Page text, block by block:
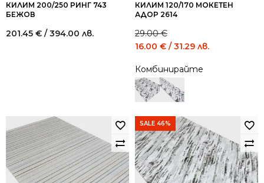
КИЛИМ 200/250 РИНГ 743
БЕЖОВ
201.45 € / 394.00 лв.
КИЛИМ 120/170 МОКЕТЕН
АДОР 2614
29.00€
Original
was:
29.00 €
/
лв..
16.00 € / 31.29 лв.
Комбинирайте
SALE 46%